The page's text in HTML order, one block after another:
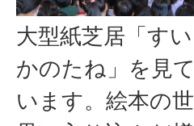
大型紙芝居「すい
かのたね」を見て
います。絵本の世